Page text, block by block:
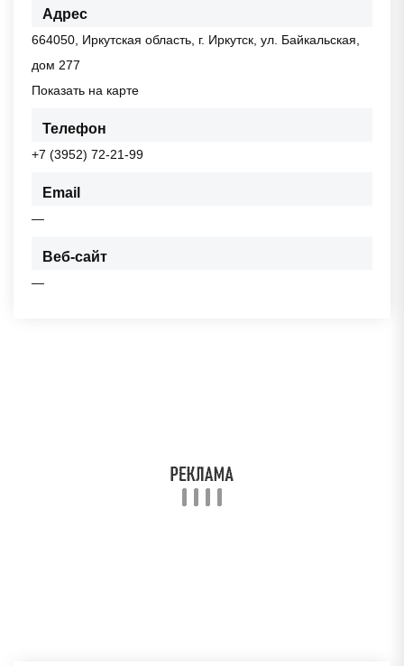
Адрес
664050, Иркутская область, г. Иркутск, ул. Байкальская,
дом 277
Показать на карте
Телефон
+7 (3952) 72-21-99
Email
—
Веб-сайт
—